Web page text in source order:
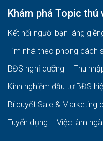
Khám phá Topic thú
Kết nối người bạn láng
Tìm nhà theo phong cách
BĐS nghỉ dưỡng – Thu
Kinh nghiệm đầu tư BĐS
Bí quyết Sale & Marketing
Tuyển dụng – Việc làm